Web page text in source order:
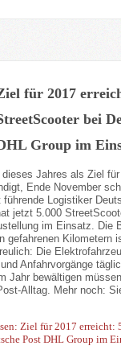
für 2017
bei
Group im
dieses Jahres als Ziel
Ende November
führende Logistiker
jetzt 5.000
im Einsatz. Die
gefahrenen Kilometern
Die
Anfahrvorgänge
Jahr bewältigen
Alltag. Mehr noch:
Ziel für 2017 erreicht:
Post DHL Group im